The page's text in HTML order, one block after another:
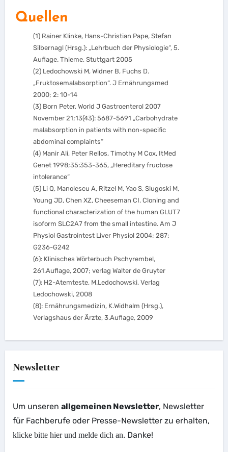
Quellen
(1) Rainer Klinke, Hans-Christian Pape, Stefan
Silbernagl (Hrsg.): „Lehrbuch der Physiologie“, 5.
Auflage. Thieme, Stuttgart 2005
(2) Ledochowski M, Widner B, Fuchs D.
„Fruktosemalabsorption“. J Ernährungsmed
2000; 2: 10-14
(3) Born Peter, World J Gastroenterol 2007
November 21;13(43): 5687-5691 „Carbohydrate
malabsorption in patients with non-specific
abdominal complaints“
(4) Manir Ali, Peter Rellos, Timothy M Cox, ItMed
Genet 1998;35:353-365, „Hereditary fructose
intolerance“
(5) Li Q, Manolescu A, Ritzel M, Yao S, Slugoski M,
Young JD, Chen XZ, Cheeseman CI. Cloning and
functional characterization of the human GLUT7
isoform SLC2A7 from the small intestine. Am J
Physiol Gastrointest Liver Physiol 2004; 287:
G236-G242
(6): Klinisches Wörterbuch Pschyrembel,
261.Auflage, 2007; verlag Walter de Gruyter
(7): H2-Atemteste, M.Ledochowski, Verlag
Ledochowski, 2008
(8): Ernährungsmedizin, K.Widhalm (Hrsg.),
Verlagshaus der Ärzte, 3.Auflage, 2009
Newsletter
Um unseren allgemeinen Newsletter, Newsletter
für Fachberufe oder Presse-Newsletter zu erhalten,
klicke bitte hier und melde dich an. Danke!